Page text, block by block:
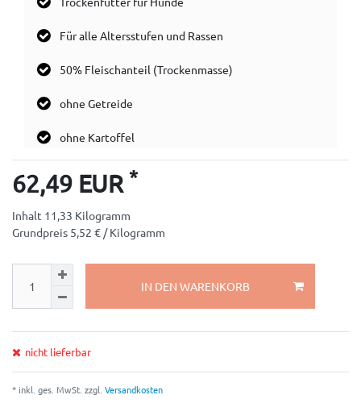
Für alle Altersstufen und Rassen
50% Fleischanteil (Trockenmasse)
ohne Getreide
ohne Kartoffel
62,49 EUR *
Inhalt 11,33 Kilogramm
Grundpreis 5,52 € / Kilogramm
IN DEN WARENKORB
nicht lieferbar
* inkl. ges. MwSt. zzgl. Versandkosten